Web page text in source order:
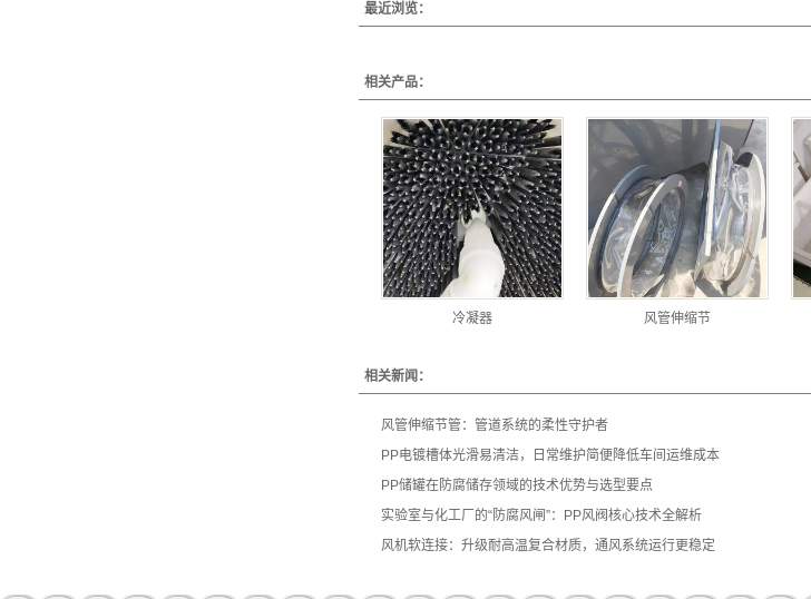
最近浏览：
相关产品：
冷凝器 风管伸缩节
相关新闻：
风管伸缩节管：管道系统的柔性守护者
PP电镀槽体光滑易清洁，日常维护简便降低车间运维成本
PP储罐在防腐储存领域的技术优势与选型要点
实验室与化工厂的“防腐风闸”：PP风阀核心技术全解析
风机软连接：升级耐高温复合材质，通风系统运行更稳定